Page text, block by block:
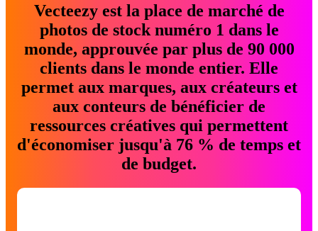
Vecteezy est la place de marché de
photos de stock numéro 1 dans le
monde, approuvée par plus de 90 000
clients dans le monde entier. Elle
permet aux marques, aux créateurs et
aux conteurs de bénéficier de
ressources créatives qui permettent
d'économiser jusqu'à 76 % de temps et
de budget.